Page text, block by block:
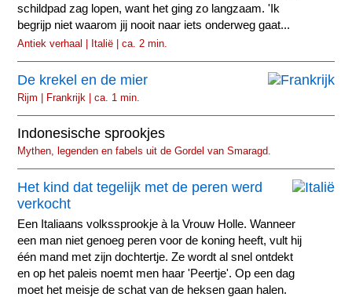
schildpad zag lopen, want het ging zo langzaam. 'Ik
begrijp niet waarom jij nooit naar iets onderweg gaat...
Antiek verhaal | Italië | ca. 2 min.
De krekel en de mier
Rijm | Frankrijk | ca. 1 min.
Indonesische sprookjes
Mythen, legenden en fabels uit de Gordel van Smaragd.
Het kind dat tegelijk met de peren werd
verkocht
Een Italiaans volkssprookje à la Vrouw Holle. Wanneer
een man niet genoeg peren voor de koning heeft, vult hij
één mand met zijn dochtertje. Ze wordt al snel ontdekt
en op het paleis noemt men haar 'Peertje'. Op een dag
moet het meisje de schat van de heksen gaan halen.